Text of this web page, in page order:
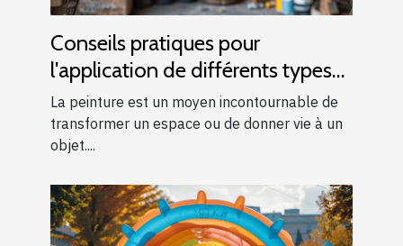
Conseils pratiques pour
l'application de différents types
de peintures
La peinture est un moyen incontournable de
transformer un espace ou de donner vie à un
objet....